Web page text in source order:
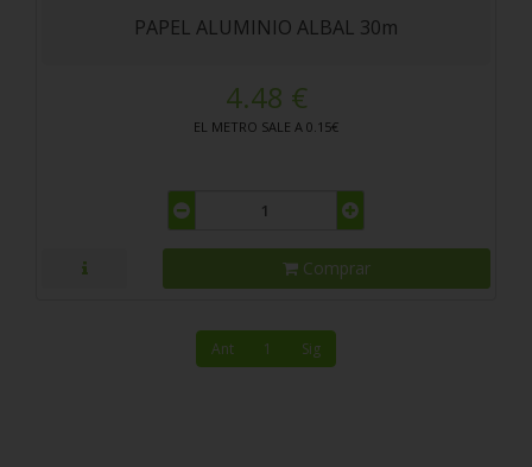
PAPEL ALUMINIO ALBAL 30m
4.48 €
EL METRO SALE A 0.15€
Comprar
Ant 1 Sig